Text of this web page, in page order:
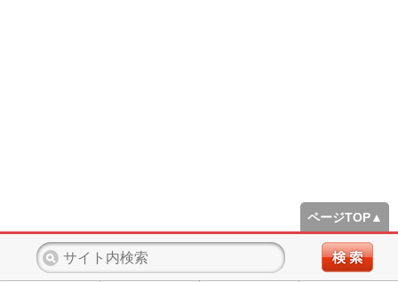
ページTOP▲